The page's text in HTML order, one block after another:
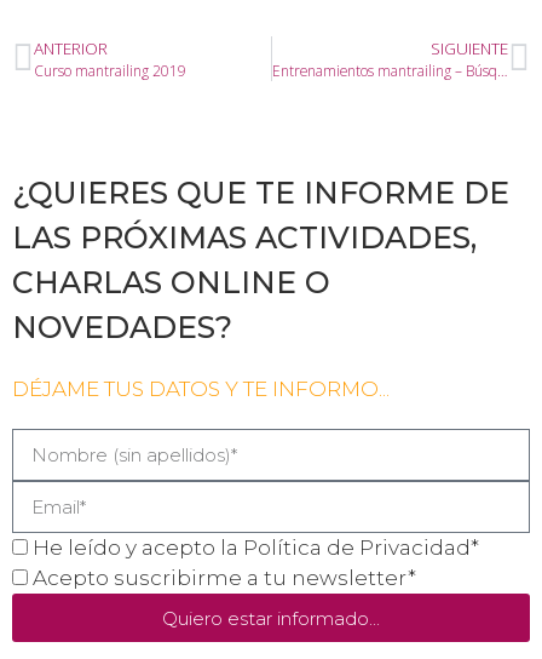
ANTERIOR
Curso mantrailing 2019
SIGUIENTE
¿QUIERES QUE TE INFORME DE
LAS PRÓXIMAS ACTIVIDADES,
CHARLAS ONLINE O
NOVEDADES?
DÉJAME TUS DATOS Y TE INFORMO...
He leído y acepto la Política de Privacidad*
Acepto suscribirme a tu newsletter*
Quiero estar informado...